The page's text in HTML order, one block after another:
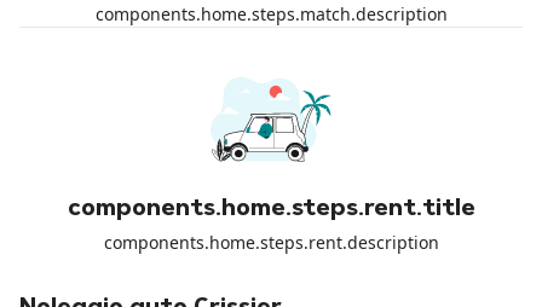
components.home.steps.match.description
components.home.steps.rent.title
components.home.steps.rent.description